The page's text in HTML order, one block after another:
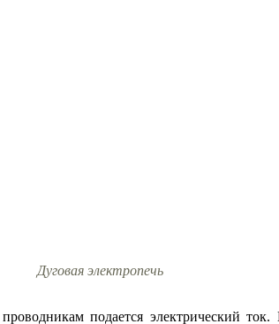
Дуговая электропечь
подается электрический